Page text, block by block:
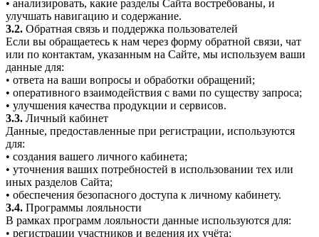
• анализировать, какие разделы Сайта востребованы, и
улучшать навигацию и содержание.
3.2. Обратная связь и поддержка пользователей
Если вы обращаетесь к нам через форму обратной связи, чат
или по контактам, указанным на Сайте, мы используем ваши
данные для:
• ответа на ваши вопросы и обработки обращений;
• оперативного взаимодействия с вами по существу запроса;
• улучшения качества продукции и сервисов.
3.3. Личный кабинет
Данные, предоставленные при регистрации, используются
для:
• создания вашего личного кабинета;
• уточнения ваших потребностей в использовании тех или
иных разделов Сайта;
• обеспечения безопасного доступа к личному кабинету.
3.4. Программы лояльности
В рамках программ лояльности данные используются для:
• регистрации участников и ведения их учёта;